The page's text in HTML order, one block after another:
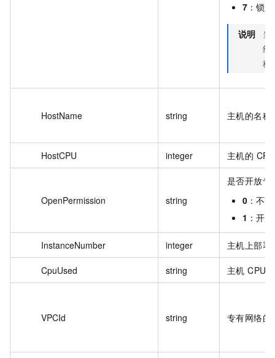
7 ：锁
说明
当
线
移
HostName string 主机的名称
HostCPU integer 主机的
OpenPermission string
是否开放专
0 ：不
1 ：开
InstanceNumber integer 主机上部署
CpuUsed string 主机 CPU
VPCId string 专有网络的